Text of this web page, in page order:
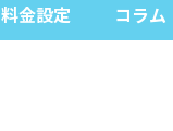
金設定 コラム